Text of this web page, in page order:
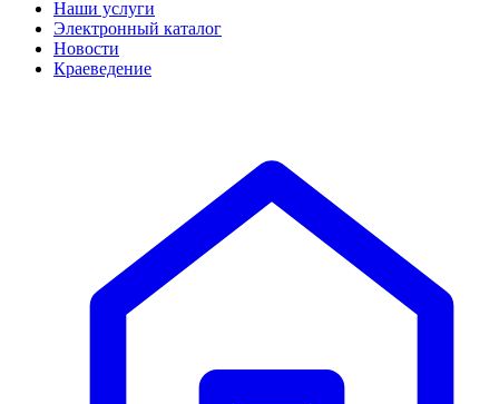
Наши услуги
Электронный каталог
Новости
Краеведение